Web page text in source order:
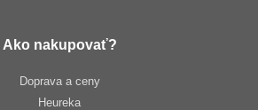
Ako nakupovať?
Doprava a ceny
Heureka